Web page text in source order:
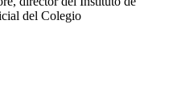
del Colegio